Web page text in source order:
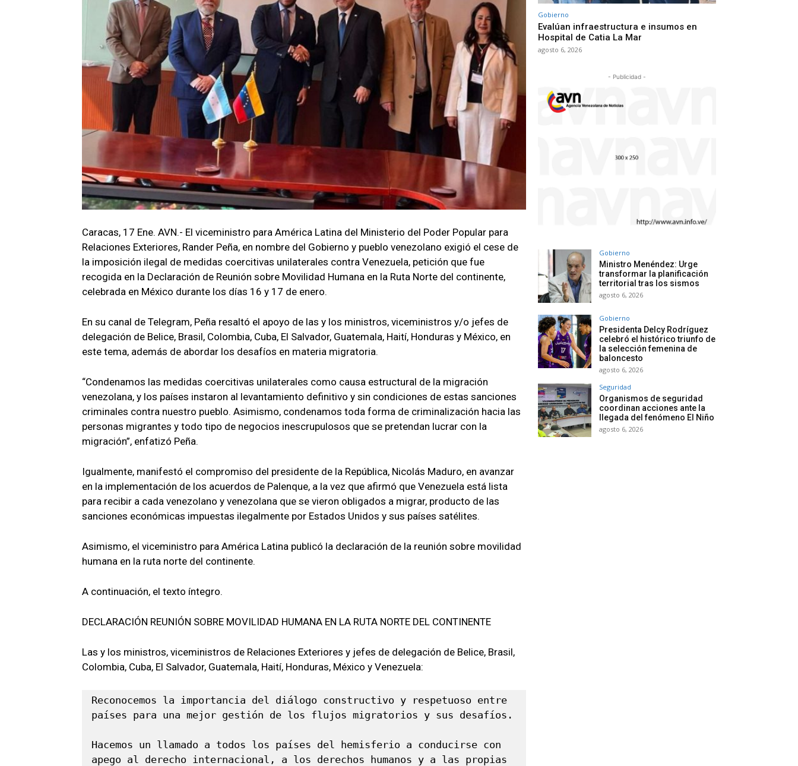
Caracas, 17 Ene. AVN.- El viceministro para América Latina del Ministerio del Poder Popular para
Relaciones Exteriores, Rander Peña, en nombre del Gobierno y pueblo venezolano exigió el cese de
la imposición ilegal de medidas coercitivas unilaterales contra Venezuela, petición que fue
recogida en la Declaración de Reunión sobre Movilidad Humana en la Ruta Norte del continente,
celebrada en México durante los días 16 y 17 de enero.
En su canal de Telegram, Peña resaltó el apoyo de las y los ministros, viceministros y/o jefes de
delegación de Belice, Brasil, Colombia, Cuba, El Salvador, Guatemala, Haití, Honduras y México, en
este tema, además de abordar los desafíos en materia migratoria.
“Condenamos las medidas coercitivas unilaterales como causa estructural de la migración
venezolana, y los países instaron al levantamiento definitivo y sin condiciones de estas sanciones
criminales contra nuestro pueblo. Asimismo, condenamos toda forma de criminalización hacia las
personas migrantes y todo tipo de negocios inescrupulosos que se pretendan lucrar con la
migración”, enfatizó Peña.
Igualmente, manifestó el compromiso del presidente de la República, Nicolás Maduro, en avanzar
en la implementación de los acuerdos de Palenque, a la vez que afirmó que Venezuela está lista
para recibir a cada venezolano y venezolana que se vieron obligados a migrar, producto de las
sanciones económicas impuestas ilegalmente por Estados Unidos y sus países satélites.
Asimismo, el viceministro para América Latina publicó la declaración de la reunión sobre movilidad
humana en la ruta norte del continente.
A continuación, el texto íntegro.
DECLARACIÓN REUNIÓN SOBRE MOVILIDAD HUMANA EN LA RUTA NORTE DEL CONTINENTE
Las y los ministros, viceministros de Relaciones Exteriores y jefes de delegación de Belice, Brasil,
Colombia, Cuba, El Salvador, Guatemala, Haití, Honduras, México y Venezuela:
Reconocemos la importancia del diálogo constructivo y respetuoso entre
países para una mejor gestión de los flujos migratorios y sus desafíos.
Hacemos un llamado a todos los países del hemisferio a conducirse con
apego al derecho internacional, a los derechos humanos y a las propias
Gobierno
Evalúan infraestructura e insumos en
Hospital de Catia La Mar
agosto 6, 2026
- Publicidad -
Gobierno
Ministro Menéndez: Urge
transformar la planificación
territorial tras los sismos
agosto 6, 2026
Gobierno
Presidenta Delcy Rodríguez
celebró el histórico triunfo de
la selección femenina de
baloncesto
agosto 6, 2026
Seguridad
Organismos de seguridad
coordinan acciones ante la
llegada del fenómeno El Niño
agosto 6, 2026